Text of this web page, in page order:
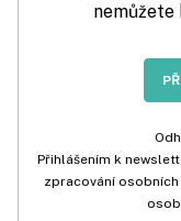
nemůžete
Přihlášením k
zpracování